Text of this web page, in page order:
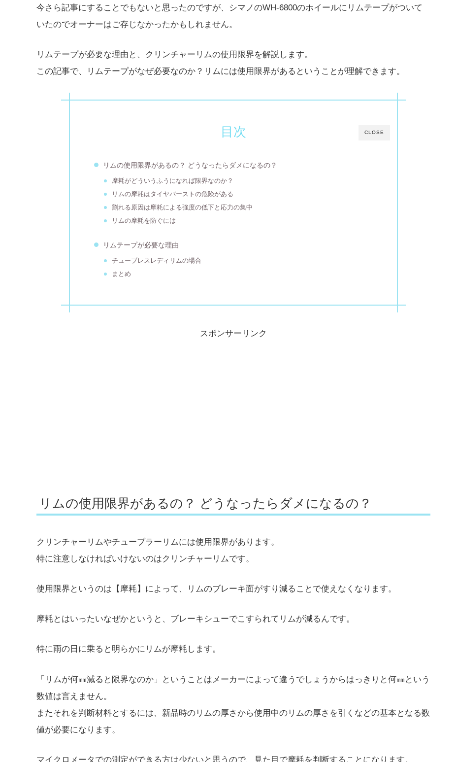
今さら記事にすることでもないと思ったのですが、シマノのWH-6800のホイールにリムテープがついて
いたのでオーナーはご存じなかったかもしれません。
リムテープが必要な理由と、クリンチャーリムの使用限界を解説します。
この記事で、リムテープがなぜ必要なのか？リムには使用限界があるということが理解できます。
CLOSE
目次
リムの使用限界があるの？ どうなったらダメになるの？
摩耗がどういうふうになれば限界なのか？
リムの摩耗はタイヤバーストの危険がある
割れる原因は摩耗による強度の低下と応力の集中
リムの摩耗を防ぐには
リムテープが必要な理由
チューブレスレディリムの場合
まとめ
スポンサーリンク
リムの使用限界があるの？ どうなったらダメになるの？
クリンチャーリムやチューブラーリムには使用限界があります。
特に注意しなければいけないのはクリンチャーリムです。
使用限界というのは【摩耗】によって、リムのブレーキ面がすり減ることで使えなくなります。
摩耗とはいったいなぜかというと、ブレーキシューでこすられてリムが減るんです。
特に雨の日に乗ると明らかにリムが摩耗します。
「リムが何㎜減ると限界なのか」ということはメーカーによって違うでしょうからはっきりと何㎜という
数値は言えません。
またそれを判断材料とするには、新品時のリムの厚さから使用中のリムの厚さを引くなどの基本となる数
値が必要になります。
マイクロメータでの測定ができる方は少ないと思うので、見た目で摩耗を判断することになります。